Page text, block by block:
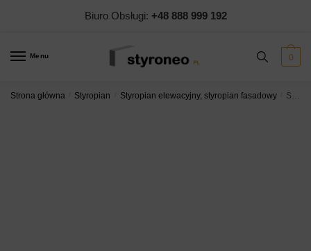
Biuro Obsługi: +48 888 999 192
Menu 0
Strona główna Styropian Styropian elewacyjny, styropian fasadowy Styropian Swisspor LAMBDA MAX Fasada 0,031